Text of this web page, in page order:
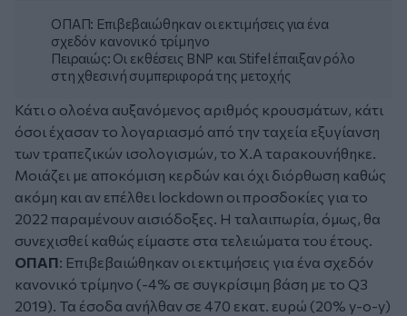
ΟΠΑΠ: Επιβεβαιώθηκαν οι εκτιμήσεις για ένα
σχεδόν κανονικό τρίμηνο
Πειραιώς: Οι εκθέσεις BNP και Stifel έπαιξαν ρόλο
στη χθεσινή συμπεριφορά της μετοχής
Κάτι ο ολοένα αυξανόμενος αριθμός κρουσμάτων, κάτι
όσοι έχασαν το λογαριασμό από την ταχεία εξυγίανση
των τραπεζικών ισολογισμών, το Χ.Α ταρακουνήθηκε.
Μοιάζει με αποκόμιση κερδών και όχι διόρθωση καθώς
ακόμη και αν επέλθει lockdown οι προσδοκίες για το
2022 παραμένουν αισιόδοξες. Η ταλαιπωρία, όμως, θα
συνεχισθεί καθώς είμαστε στα τελειώματα του έτους.
ΟΠΑΠ: Επιβεβαιώθηκαν οι εκτιμήσεις για ένα σχεδόν
κανονικό τρίμηνο (-4% σε συγκρίσιμη βάση με το Q3
2019). Τα έσοδα ανήλθαν σε 470 εκατ. ευρώ (20% y-o-y)